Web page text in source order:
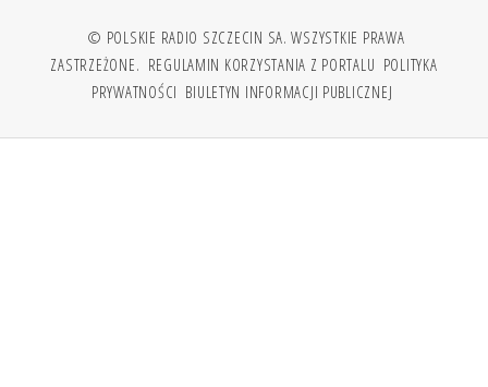
© POLSKIE RADIO SZCZECIN SA. WSZYSTKIE PRAWA
ZASTRZEŻONE. REGULAMIN KORZYSTANIA Z PORTALU POLITYKA
PRYWATNOŚCI BIULETYN INFORMACJI PUBLICZNEJ